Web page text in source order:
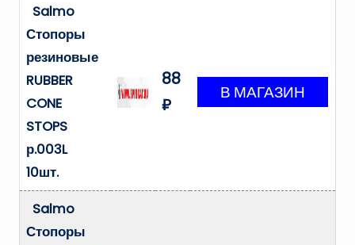
Salmo
Стопоры
резиновые
RUBBER
CONE
STOPS
р.003L
10шт.
88
₽
Salmo
Стопоры